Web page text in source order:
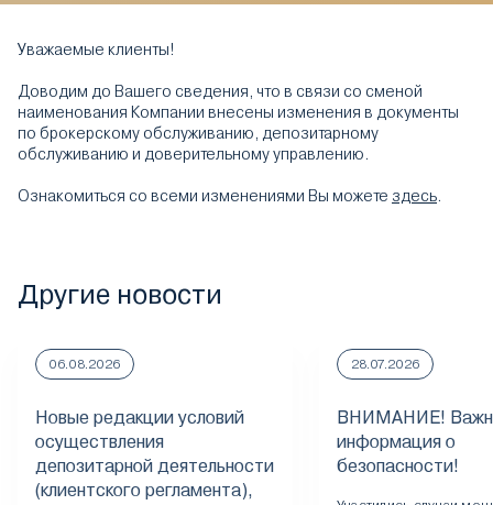
Уважаемые клиенты!
Доводим до Вашего сведения, что в связи со сменой
наименования Компании внесены изменения в документы
по брокерскому обслуживанию, депозитарному
обслуживанию и доверительному управлению.
Ознакомиться со всеми изменениями Вы можете здесь.
Другие новости
06.08.2026
Новые редакции условий
осуществления
депозитарной деятельности
(клиентского регламента),
28.07.2026
ВНИМАНИЕ!
информация о
безопасности!